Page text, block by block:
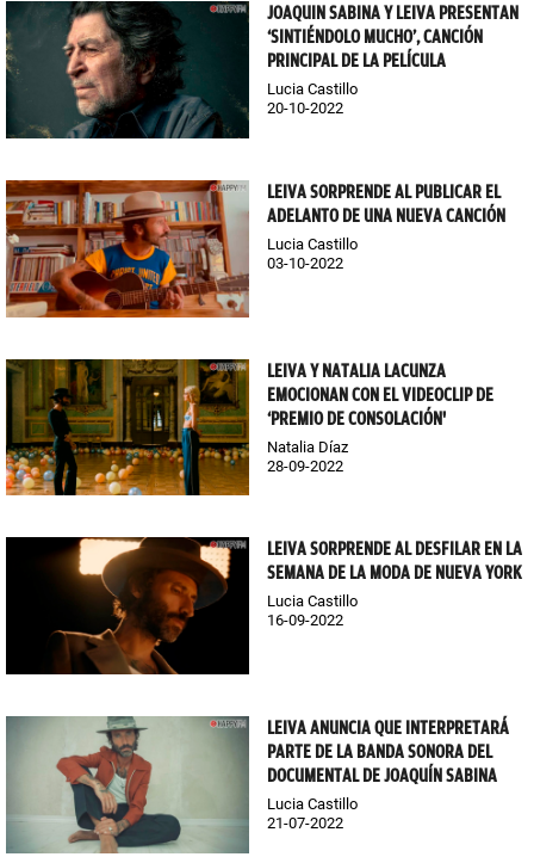
JOAQUIN SABINA Y LEIVA PRESENTAN
‘SINTIÉNDOLO MUCHO’, CANCIÓN
PRINCIPAL DE LA PELÍCULA
Lucia Castillo
20-10-2022
LEIVA SORPRENDE AL PUBLICAR EL
ADELANTO DE UNA NUEVA CANCIÓN
Lucia Castillo
03-10-2022
LEIVA Y NATALIA LACUNZA
EMOCIONAN CON EL VIDEOCLIP DE
‘PREMIO DE CONSOLACIÓN'
Natalia Díaz
28-09-2022
LEIVA SORPRENDE AL DESFILAR EN LA
SEMANA DE LA MODA DE NUEVA YORK
Lucia Castillo
16-09-2022
LEIVA ANUNCIA QUE INTERPRETARÁ
PARTE DE LA BANDA SONORA DEL
DOCUMENTAL DE JOAQUÍN SABINA
Lucia Castillo
21-07-2022